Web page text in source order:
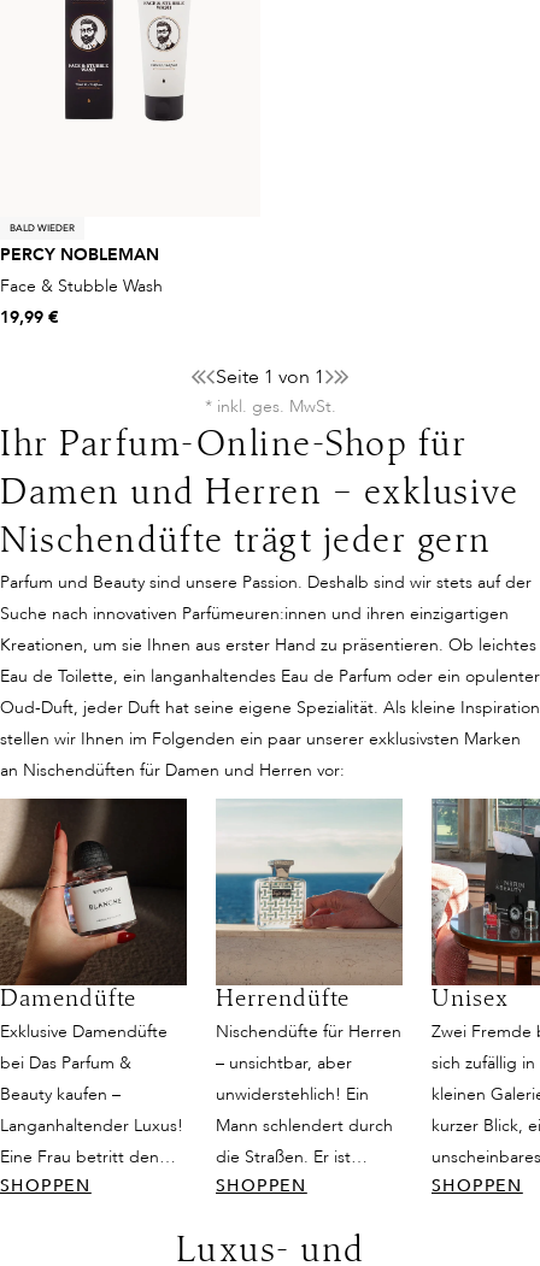
BALD WIEDER
PERCY NOBLEMAN
Face & Stubble Wash
19,99 €
Seite 1 von 1
* inkl. ges. MwSt.
Ihr Parfum-Online-Shop für
Damen und Herren – exklusive
Nischendüfte trägt jeder gern
Parfum und Beauty sind unsere Passion. Deshalb sind wir stets auf der
Suche nach innovativen Parfümeuren:innen und ihren einzigartigen
Kreationen, um sie Ihnen aus erster Hand zu präsentieren. Ob leichtes
Eau de Toilette, ein langanhaltendes Eau de Parfum oder ein opulenter
Oud-Duft, jeder Duft hat seine eigene Spezialität. Als kleine Inspiration
stellen wir Ihnen im Folgenden ein paar unserer exklusivsten Marken
an Nischendüften für Damen und Herren vor:
Damendüfte
Exklusive Damendüfte
bei Das Parfum &
Beauty kaufen –
Langanhaltender Luxus!
Eine Frau betritt den
Raum, und es ist, als
SHOPPEN
Herrendüfte
Nischendüfte für Herren
– unsichtbar, aber
unwiderstehlich! Ein
Mann schlendert durch
die Straßen. Er ist
attraktiv, schlicht
dennoch eine gewisse
SHOPPEN
Unisex
Zwei Fremde
sich zufällig
kleinen
kurzer Blick,
doch dann
SHOPPEN
Luxus- und